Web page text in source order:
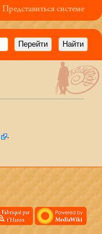
.
Представиться системе